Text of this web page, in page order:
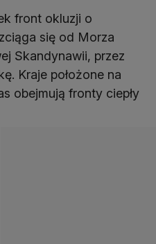
front okluzji o
się od Morza
Skandynawii, przez
Kraje położone na
obejmują fronty ciepły